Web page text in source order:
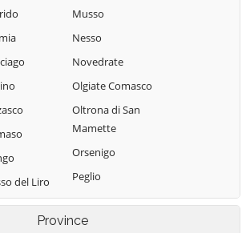
del Liro
Musso
Nesso
Novedrate
Olgiate Comasco
Oltrona di San
Mamette
Orsenigo
Peglio
Pianello del Lario
Pigra
Province